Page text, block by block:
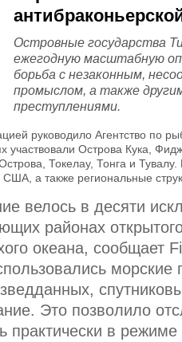
Островные государства
ежегодную масштабную
борьба с незаконным,
промыслом, а также
преступлениями.
руководило Агентство по
участвовали Острова Кука,
Токелау, Тонга и Тувалу.
а также региональные
велось в десяти
районах
океана, сообщает
Это позволило
практически в